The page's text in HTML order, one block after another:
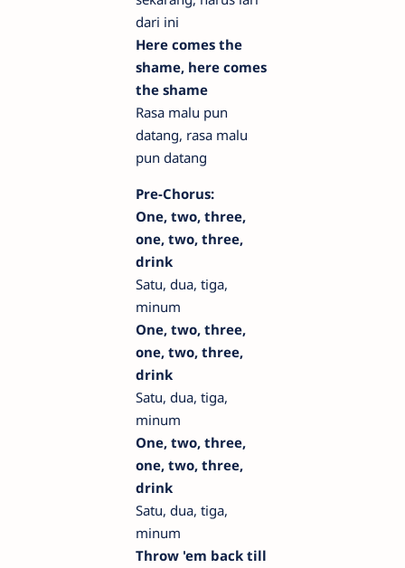
dari ini
Here comes the
shame, here comes
the shame
Rasa malu pun
datang, rasa malu
pun datang
Pre-Chorus:
One, two, three,
one, two, three,
drink
Satu, dua, tiga,
minum
One, two, three,
one, two, three,
drink
Satu, dua, tiga,
minum
One, two, three,
one, two, three,
drink
Satu, dua, tiga,
minum
Throw 'em back till